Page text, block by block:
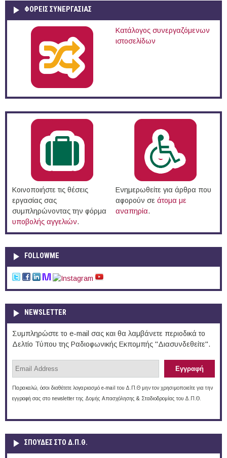
ΦΟΡΕΙΣ ΣΥΝΕΡΓΑΣΙΑΣ
Κατάλογος συνεργαζόμενων
ιστοσελίδων
Κοινοποιήστε τις θέσεις
εργασίας σας
συμπληρώνοντας την φόρμα
υποβολής αγγελιών.
Ενημερωθείτε για άρθρα που
αφορούν σε άτομα με
αναπηρία.
FOLLOWME
NEWSLETTER
Συμπληρώστε το e-mail σας και θα λαμβάνετε περιοδικά το
Δελτίο Τύπου της Ραδιοφωνικής Εκπομπής "Διασυνδεθείτε".
Παρακαλώ, όσοι διαθέτετε λογαριασμό e-mail του Δ.Π.Θ μην τον χρησιμοποιείτε για την
εγγραφή σας στο newsletter της Δομής Απασχόλησης & Σταδιοδρομίας του Δ.Π.Θ.
ΣΠΟΥΔΈΣ ΣΤΟ Δ.Π.Θ.